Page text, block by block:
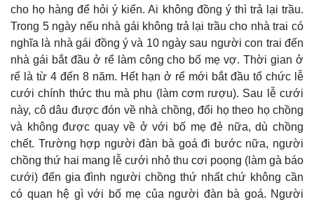
cho họ hàng để hỏi ý kiến. Ai không đồng ý thì trả lại trầu.
Trong 5 ngày nếu nhà gái không trả lại trầu cho nhà trai có
nghĩa là nhà gái đồng ý và 10 ngày sau người con trai đến
nhà gái bắt đầu ở rể làm công cho bố mẹ vợ. Thời gian ở
rể là từ 4 đến 8 năm. Hết hạn ở rể mới bắt đầu tổ chức lễ
cưới chính thức thu mà phu (làm cơm rượu). Sau lễ cưới
này, cô dâu được đón về nhà chồng, đổi họ theo họ chồng
và không được quay về ở với bố mẹ đẻ nữa, dù chồng
chết. Trường hợp người đàn bà goá đi bước nữa, người
chồng thứ hai mang lễ cưới nhỏ thu cơi poọng (làm gà báo
cưới) đến gia đình người chồng thứ nhất chứ không cần
có quan hệ gì với bố mẹ của người đàn bà goá. Người